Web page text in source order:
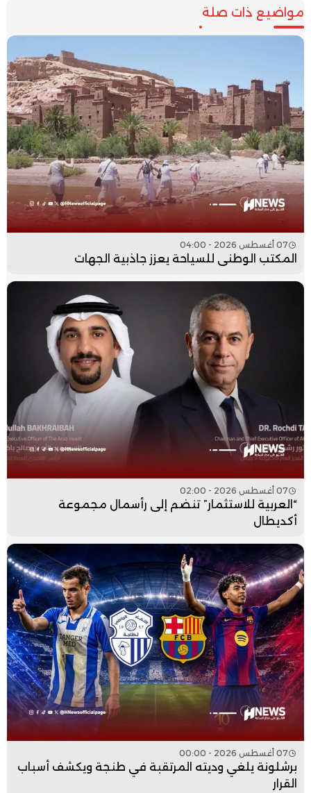
مواضيع ذات صلة
07 أغسطس 2026 - 04:00
المكتب الوطني للسياحة يعزز جاذبية الجهات
07 أغسطس 2026 - 02:00
“العربية للاستثمار” تنضم إلى رأسمال مجموعة
أكديطال
07 أغسطس 2026 - 00:00
برشلونة يلغي وديته المرتقبة في طنجة ويكشف أسباب
القرار